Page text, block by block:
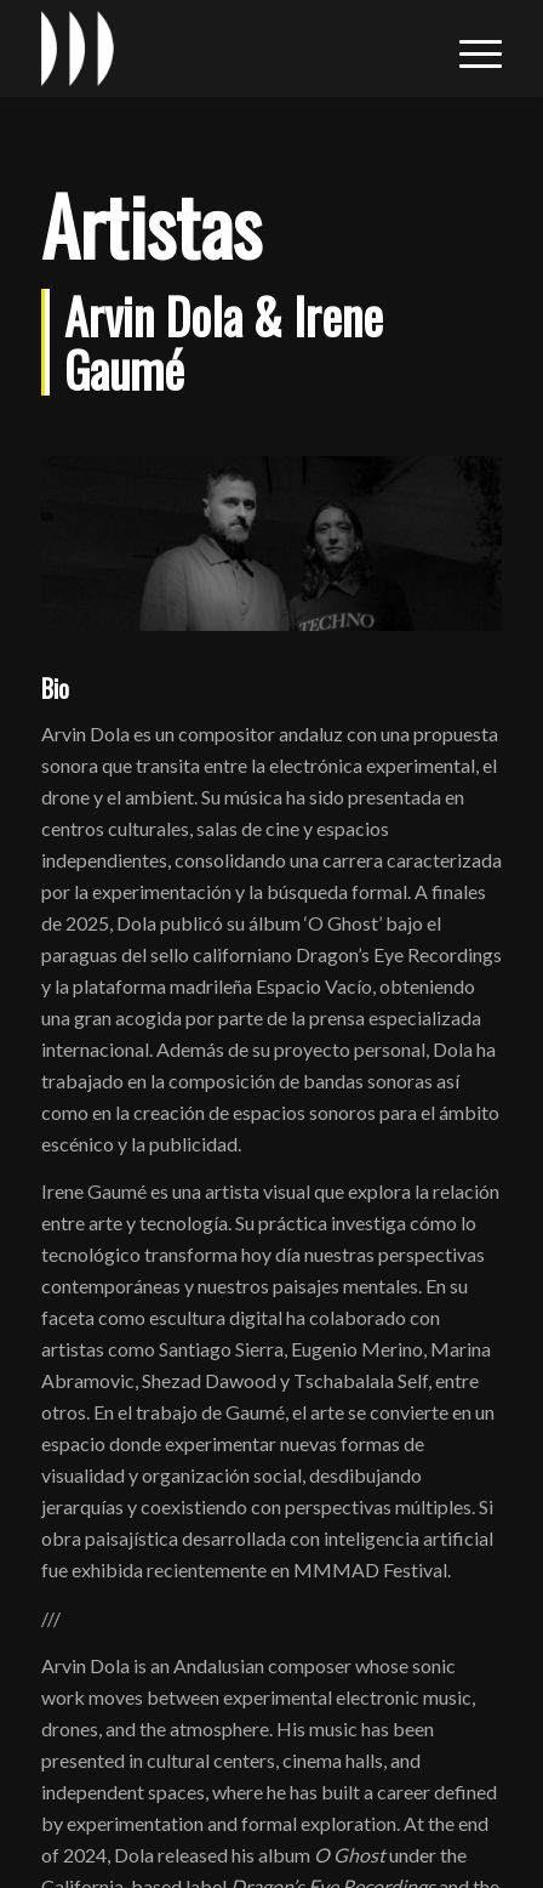
Artistas
Arvin Dola & Irene
Gaumé
Bio
Arvin Dola es un compositor andaluz con una propuesta
sonora que transita entre la electrónica experimental, el
drone y el ambient. Su música ha sido presentada en
centros culturales, salas de cine y espacios
independientes, consolidando una carrera caracterizada
por la experimentación y la búsqueda formal. A finales
de 2025, Dola publicó su álbum ‘O Ghost’ bajo el
paraguas del sello californiano Dragon’s Eye Recordings
y la plataforma madrileña Espacio Vacío, obteniendo
una gran acogida por parte de la prensa especializada
internacional. Además de su proyecto personal, Dola ha
trabajado en la composición de bandas sonoras así
como en la creación de espacios sonoros para el ámbito
escénico y la publicidad.
Irene Gaumé es una artista visual que explora la relación
entre arte y tecnología. Su práctica investiga cómo lo
tecnológico transforma hoy día nuestras perspectivas
contemporáneas y nuestros paisajes mentales. En su
faceta como escultura digital ha colaborado con
artistas como Santiago Sierra, Eugenio Merino, Marina
Abramovic, Shezad Dawood y Tschabalala Self, entre
otros. En el trabajo de Gaumé, el arte se convierte en un
espacio donde experimentar nuevas formas de
visualidad y organización social, desdibujando
jerarquías y coexistiendo con perspectivas múltiples. Si
obra paisajística desarrollada con inteligencia artificial
fue exhibida recientemente en MMMAD Festival.
///
Arvin Dola is an Andalusian composer whose sonic
work moves between experimental electronic music,
drones, and the atmosphere. His music has been
presented in cultural centers, cinema halls, and
independent spaces, where he has built a career defined
by experimentation and formal exploration. At the end
of 2024, Dola released his album O Ghostunder the